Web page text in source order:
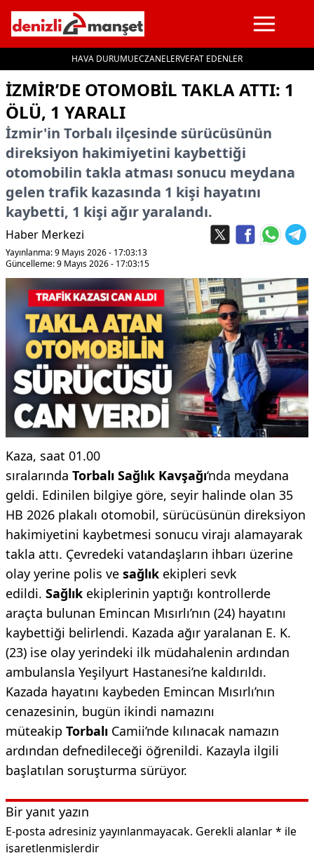
HAVA DURUMUECZANELERVEFAT EDENLER
İçeriğe geç
İZMIR’DE OTOMOBIL TAKLA ATTI: 1
ÖLÜ, 1 YARALI
İzmir'in Torbalı ilçesinde sürücüsünün
direksiyon hakimiyetini kaybettiği
otomobilin takla atması sonucu meydana
gelen trafik kazasında 1 kişi hayatını
kaybetti, 1 kişi ağır yaralandı.
Haber Merkezi
Yayınlanma: 9 Mayıs 2026 - 17:03:13
Güncelleme: 9 Mayıs 2026 - 17:03:15
Kaza, saat 01.00
sıralarında Torbalı Sağlık Kavşağı‘nda meydana
geldi. Edinilen bilgiye göre, seyir halinde olan 35
HB 2026 plakalı otomobil, sürücüsünün direksiyon
hakimiyetini kaybetmesi sonucu virajı alamayarak
takla attı. Çevredeki vatandaşların ihbarı üzerine
olay yerine polis ve sağlık ekipleri sevk
edildi. Sağlık ekiplerinin yaptığı kontrollerde
araçta bulunan Emincan Mısırlı’nın (24) hayatını
kaybettiği belirlendi. Kazada ağır yaralanan E. K.
(23) ise olay yerindeki ilk müdahalenin ardından
ambulansla Yeşilyurt Hastanesi’ne kaldırıldı.
Kazada hayatını kaybeden Emincan Mısırlı’nın
cenazesinin, bugün ikindi namazını
müteakip Torbalı Camii’nde kılınacak namazın
ardından defnedileceği öğrenildi. Kazayla ilgili
başlatılan soruşturma sürüyor.
Bir yanıt yazın
E-posta adresiniz yayınlanmayacak. Gerekli alanlar* ile
işaretlenmişlerdir